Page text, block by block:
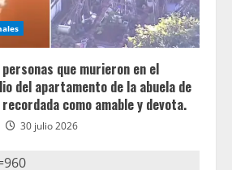
que murieron en el
del apartamento de la abuela de
como amable y devota.
30 julio 2026